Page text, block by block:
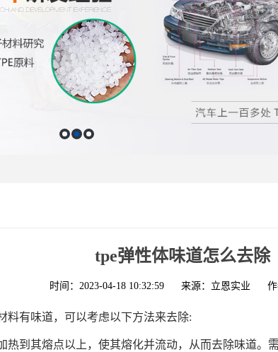
tpe弹性体味道怎么去除
时间：2023-04-18 10:32:59 来源：立恩实业
料有味道，可以考虑以下方法来去除:
热到其熔点以上，使其熔化并流动，从而去除味道。